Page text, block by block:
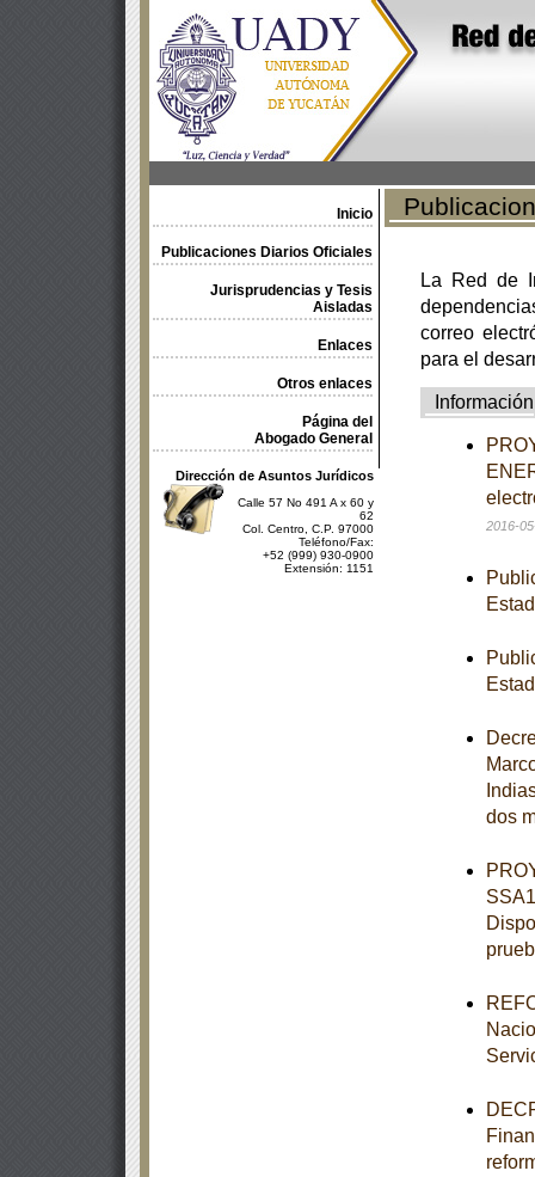
Inicio
Publicaciones Diarios Oficiales
Jurisprudencias y Tesis
Aisladas
Enlaces
Otros enlaces
Página del
Abogado General
Dirección de Asuntos Jurídicos
Calle 57 No 491 A x 60 y
62
Col. Centro, C.P. 97000
Teléfono/Fax:
+52 (999) 930-0900
Extensión: 1151
La Red de
correo
para el
Información
2016-
dos